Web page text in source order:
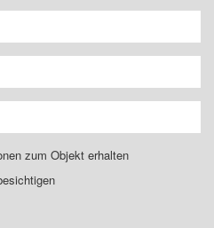
zum Objekt erhalten